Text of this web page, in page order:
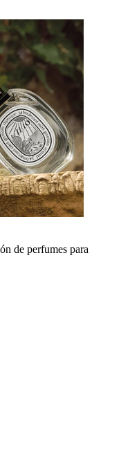
de perfumes para